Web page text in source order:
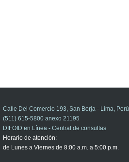
Calle Del Comercio 193, San Borja - Lima, Perú
(511) 615-5800 anexo 21195
DIFOID en Línea - Central de consultas
Horario de atención:
de Lunes a Viernes de 8:00 a.m. a 5:00 p.m.